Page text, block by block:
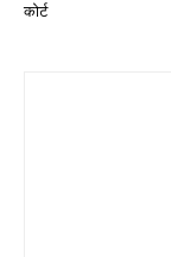
कोर्ट